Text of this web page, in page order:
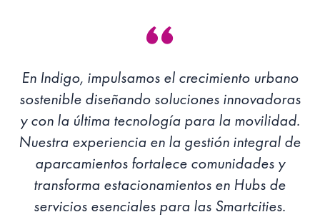
En Indigo, impulsamos el crecimiento urbano
sostenible diseñando soluciones innovadoras
y con la última tecnología para la movilidad.
Nuestra experiencia en la gestión integral de
aparcamientos fortalece comunidades y
transforma estacionamientos en Hubs de
servicios esenciales para las Smartcities.